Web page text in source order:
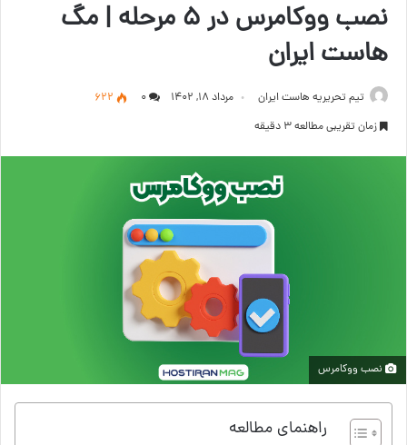
نصب ووکامرس در ۵ مرحله | مگ
هاست ایران
تیم تحریریه هاست ایران مرداد ۱۸, ۱۴۰۲ ۰
622
زمان تقریبی مطالعه 3 دقیقه
نصب ووکامرس
راهنمای مطالعه